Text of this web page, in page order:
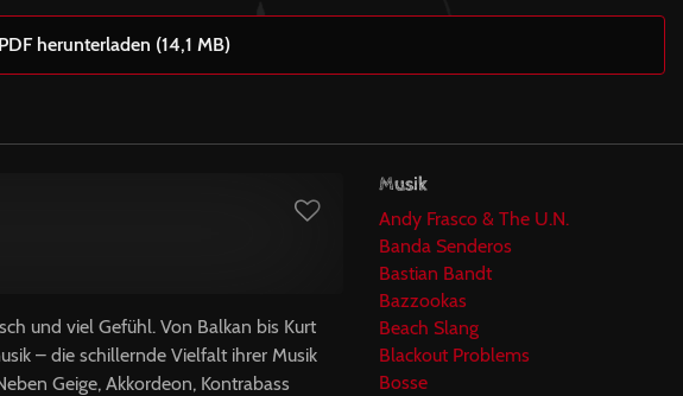
herunterladen (14,1 MB)
und viel Gefühl. Von Balkan bis Kurt
– die schillernde Vielfalt ihrer Musik
Geige, Akkordeon, Kontrabass
Musik
Andy Frasco & The U.N.
Banda Senderos
Bastian Bandt
Bazzookas
Beach Slang
Blackout Problems
Bosse